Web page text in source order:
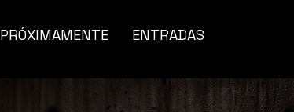
PRÓXIMAMENTE ENTRADAS